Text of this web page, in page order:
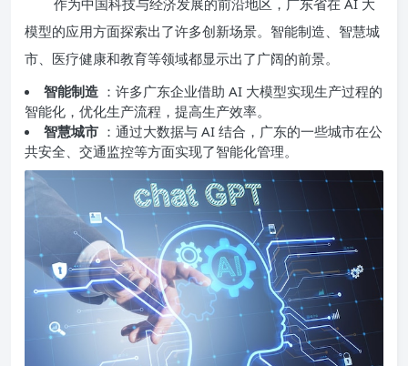
作为中国科技与经济发展的前沿地区，广东省在 AI 大
模型的应用方面探索出了许多创新场景。智能制造、智慧城
市、医疗健康和教育等领域都显示出了广阔的前景。
智能制造 ：许多广东企业借助 AI 大模型实现生产过程的
智能化，优化生产流程，提高生产效率。
智慧城市 ：通过大数据与 AI 结合，广东的一些城市在公
共安全、交通监控等方面实现了智能化管理。